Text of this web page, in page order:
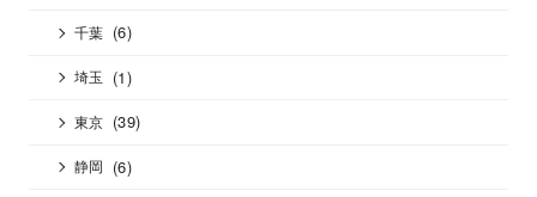
千葉 (6)
埼玉 (1)
東京 (39)
静岡 (6)